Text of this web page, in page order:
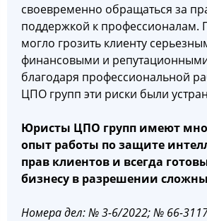
своевременно обращаться за
поддержкой к профессионалам.
могло грозить клиенту
финансовыми и
благодаря профессиональной
ЦПО групп эти риски были
Юристы ЦПО групп имеют
опыт работы по защите
прав клиентов и всегда
бизнесу в разрешении
Номера дел: № 3-6/2022; № 66-